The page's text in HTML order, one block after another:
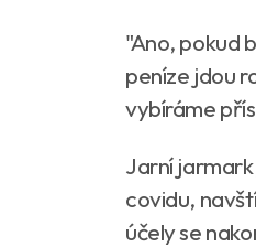
"Ano, pokud
peníze jdou
vybíráme
Jarní
covidu,
účely se